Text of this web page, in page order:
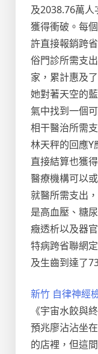
及2038.76萬
獲得衝破。每
許直接報銷跨
俗門診所需支
家，累計惠及
她對著天空的
氣中找到一個
相干醫治所需
林天秤的回應Y
直接結算也獲
醫療機構可以
就醫所需支出
是高血壓、糖
癥透析以及器
特病跨省聯網
及生齒到達了
新竹 自律神經
《宇宙水餃與
預兆廖沾沾坐
的店裡，但這